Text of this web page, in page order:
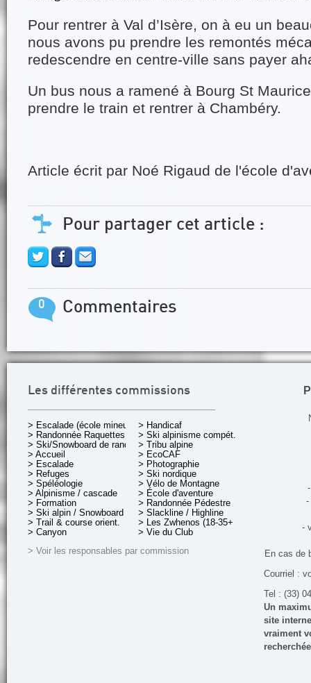
Pour rentrer à Val d’Isère, on à eu un
nous avons pu prendre les remontés
redescendre en centre-ville sans payer
Un bus nous a ramené à Bourg St
prendre le train et rentrer à Chambéry.
Article écrit par Noé Rigaud de l'école
Pour partager cet article :
0 Commentaires
Les différentes commissions
> Escalade (école mineurs)
> Randonnée Raquettes
> Ski/Snowboard de rando.
> Accueil
> Escalade
> Refuges
> Spéléologie
> Alpinisme / cascade
> Formation
> Ski alpin / Snowboard
> Trail & course orient.
> Canyon
> Handicaf
> Ski alpinisme compét.
> Tribu alpine
> EcoCAF
> Photographie
> Ski nordique
> Vélo de Montagne
> École d'aventure
> Randonnée Pédestre
> Slackline / Highline
> Les Zwhenos (18-35+ ans)
> Vie du Club
> Voir les responsables par commission
-
-
En cas de
Courriel :
Tel : (33)
Un
site
vraiment